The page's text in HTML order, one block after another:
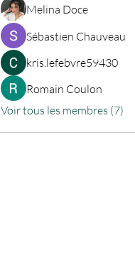
Melina Doce
Sébastien Chauveau
kris.lefebvre59430
Romain Coulon
Voir tous les membres (7)